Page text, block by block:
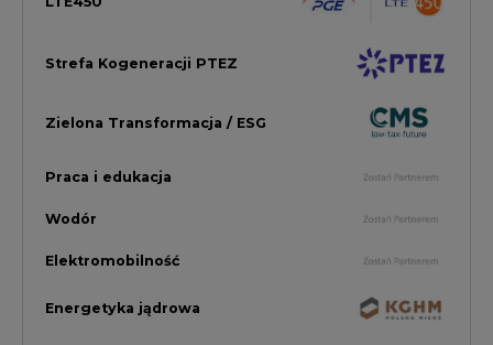
Górnictwo
Rok 2022 na CIRE
Zielona Energia
Rynek Energii Elektrycznej i Gazu